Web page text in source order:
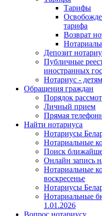
Тарифы
тарифа
Возврат
Депозит
Публичные
иностранных
Нотариус - детям
Обращения граждан
Порядок
Личный прием
Прямая
Найти нотариуса
Нотариусы
Нотариальные
Поиск
Онлайн запись
Нотариальные
воскресенье
Нотариусы
Нотариальные
1.01.2026
Вопрос нотариусу